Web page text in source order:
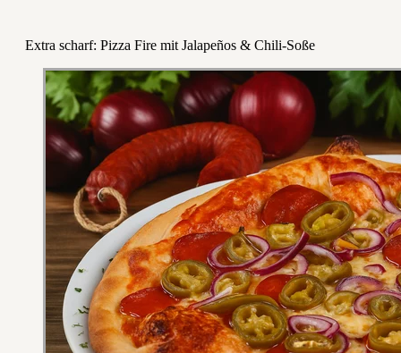
Extra scharf: Pizza Fire mit Jalapeños & Chili-Soße